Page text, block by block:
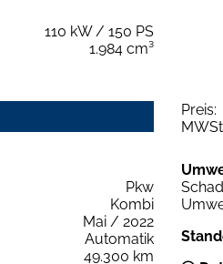
110 kW / 150 PS
1.984 cm³
Preis:
Pkw
Kombi
Mai / 2022
Automatik
49.300 km